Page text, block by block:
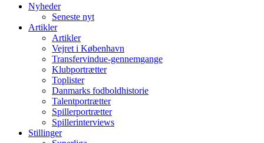
Nyheder
Seneste nyt
Artikler
Artikler
Vejret i København
Transfervindue-gennemgange
Klubportrætter
Toplister
Danmarks fodboldhistorie
Talentportrætter
Spillerportrætter
Spillerinterviews
Stillinger